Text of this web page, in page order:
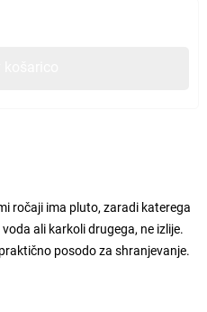
ročaji ima pluto, zaradi katerega
ali karkoli drugega, ne izlije.
posodo za shranjevanje.